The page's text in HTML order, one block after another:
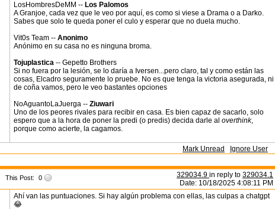
LosHombresDeMM -- Los Palomos
A Granjoe, cada vez que le veo por aquí, es como si viese a Drama o a Darko.
Sabes que solo te queda poner el culo y esperar que no duela mucho.
Vit0s Team -- Anonimo
Anónimo en su casa no es ninguna broma.
Tojuplastica -- Gepetto Brothers
Si no fuera por la lesión, se lo daría a Iversen...pero claro, tal y como están las
cosas, Elcadro seguramente lo pruebe. No es que tenga la victoria asegurada, ni
de coña vamos, pero le veo bastantes opciones
NoAguantoLaJuerga -- Ziuwari
Uno de los peores rivales para recibir en casa. Es bien capaz de sacarlo, solo
espero que a la hora de poner la predi (o predis) decida darle al overthink,
porque como acierte, la cagamos.
Mark Unread Ignore User
This Post: 0 329034.9 in reply to 329034.1
Date: 10/18/2025 4:08:11 PM
Ahí van las puntuaciones. Si hay algún problema con ellas, las culpas a chatgpt
😂